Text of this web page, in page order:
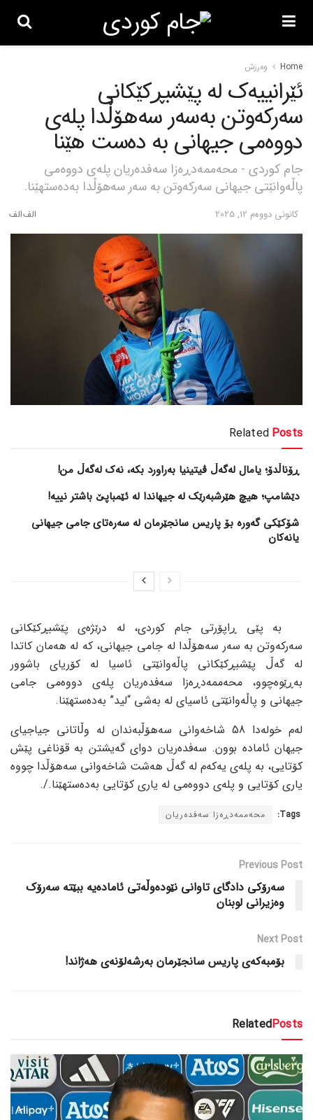
Home وەرزش
ئێرانییەک لە پێشبڕکێکانی
سەرکەوتن بەسەر سەهۆڵدا پلەی
دووەمی جیهانی بە دەست هێنا
جام کوردی - محەممەدڕەزا سەفدەریان پلەی دووەمی
پاڵەوانێتی جیهانی سەرکەوتن بە سەر سەهۆڵدا بەدەستهێنا.
كانونی دووه‌م 12, 2025
Related Posts
ڕۆناڵدۆ؛ یامال لەگەڵ ڤیتینیا بەراورد بکە، نەک لەگەڵ من!
دێشامپ؛ هیچ هێرشبەرێک لە جیهاندا لە ئێمباپێ باشتر نییە!
شۆکێکی گەورە بۆ پاریس سانجێرمان لە سەرەتای جامی جیهانی
یانەکان
بە پێی ڕاپۆرتی جام کوردی، لە درێژەی پێشبڕکێکانی
سەرکەوتن بە سەر سەهۆڵدا لە جامی جیهانی، کە لە هەمان کاتدا
لە گەڵ پێشبڕکێکانی پاڵەوانێتی ئاسیا لە کۆریای باشوور
بەڕێوەچوو، محەممەدڕەزا سەفدەریان پلەی دووەمی جامی
جیهانی و پاڵەوانێتی ئاسیای لە بەشی “لید” بەدەستهێنا.
لەم خولەدا 58 شاخەوانی سەهۆڵبەندان لە وڵاتانی جیاجیای
جیهان ئامادە بوون. سەفدەریان دوای گەیشتن بە قۆناغی پێش
کۆتایی، بە پلەی یەکەم لە گەڵ هەشت شاخەوانی سەهۆڵدا چووە
یاری کۆتایی و پلەی دووەمی لە یاری کۆتایی بەدەستهێنا./.
Tags: محەممەدڕەزا سەفدەریان
Previous Post
سەرۆکی دادگای تاوانی نێودەوڵەتی ئامادەیە ببێتە سەرۆک
وەزیرانی لوبنان
Next Post
بۆمبەکەی پاریس سانجێرمان بەرشەلۆنەی هەژاند!
RelatedPosts